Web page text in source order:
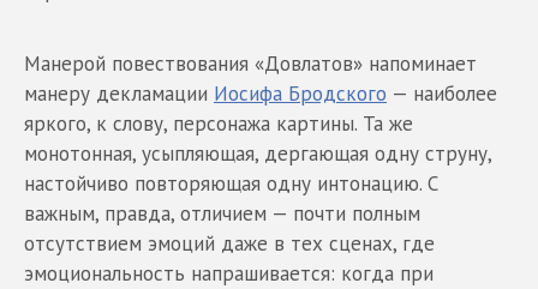
Манерой повествования «Довлатов» напоминает
манеру декламации Иосифа Бродского — наиболее
яркого, к слову, персонажа картины. Та же
монотонная, усыпляющая, дергающая одну струну,
настойчиво повторяющая одну интонацию. С
важным, правда, отличием — почти полным
отсутствием эмоций даже в тех сценах, где
эмоциональность напрашивается: когда при